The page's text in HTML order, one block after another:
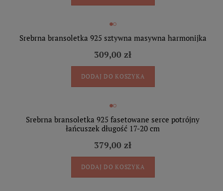
Srebrna bransoletka 925 sztywna masywna harmonijka
309,00 zł
DODAJ DO KOSZYKA
Srebrna bransoletka 925 fasetowane serce potrójny
łańcuszek długość 17-20 cm
379,00 zł
DODAJ DO KOSZYKA